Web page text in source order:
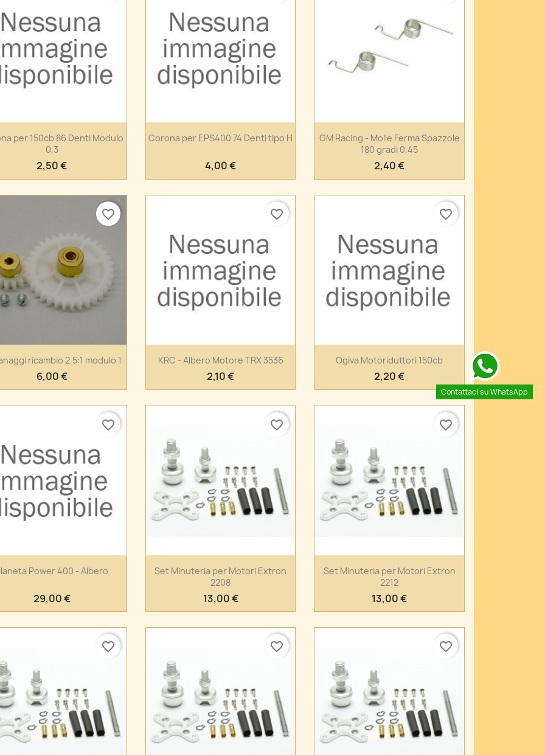
Anteprima
per 150cb 86 Denti Modulo
0,3
2,50 €
Anteprima
Corona per EPS400 74 Denti tipo H
4,00 €
Anteprima
GM Racing - Molle Ferma Spazzole
180 gradi 0.45
2,40 €
Anteprima
ricambio 2.5:1 modulo 1
6,00 €
favorite_border
Anteprima
KRC - Albero Motore TRX 3536
2,10 €
favorite_border
Anteprima
Ogiva Motoriduttori 150cb
2,20 €
favorite_border
Anteprima
Power 400 - Albero
29,00 €
favorite_border
Anteprima
Set Minuteria per Motori Extron
2208
13,00 €
favorite_border
Anteprima
Set Minuteria per Motori Extron
2212
13,00 €
favorite_border
favorite_border favorite_border favorite_border
Contattaci su WhatsApp